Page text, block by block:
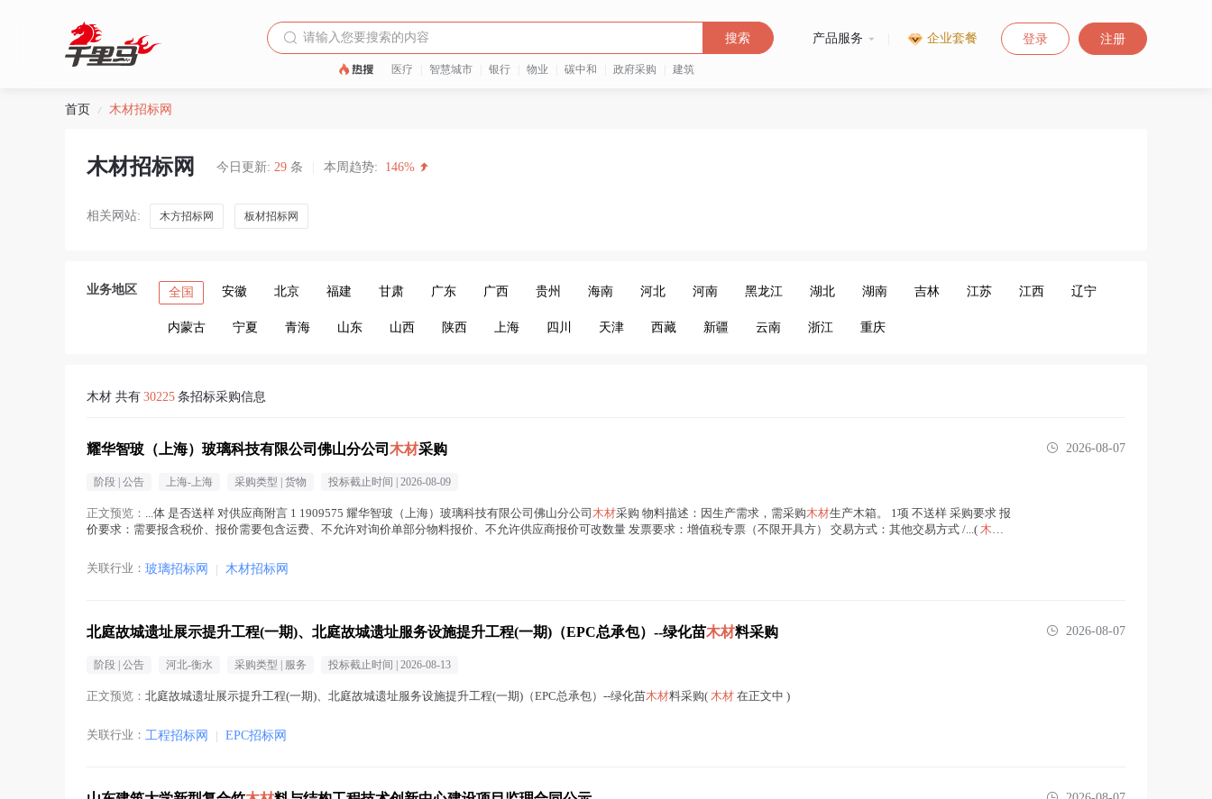
搜索
医疗 智慧城市 银行 物业 碳中和 政府采购 建筑
产品服务 企业套餐 登录 注册
首页 / 木材招标网
木材招标网 今日更新: 29 条 本周趋势: 146%
相关网站: 木方招标网 板材招标网
业务地区 全国 安徽 北京 福建 甘肃 广东 广西 贵州 海南 河北 河南 黑龙江 湖北 湖南 吉林 江苏 江西 辽宁
内蒙古 宁夏 青海 山东 山西 陕西 上海 四川 天津 西藏 新疆 云南 浙江 重庆
木材 共有 30225 条招标采购信息
耀华智玻（上海）玻璃科技有限公司佛山分公司 木材采购
阶段 | 公告 上海-上海 采购类型 | 货物 投标截止时间 | 2026-08-09
正文预览： ...体 是否送样 对供应商附言 1 1909575 耀华智玻（上海）玻璃科技有限公司佛山分公司 木材采购 物料描述：因生产需求，需采购木材生产木箱。 1项 不送样 采购要求 报
价要求：需要报含税价、报价需要包含运费、不允许对询价单部分物料报价、不允许供应商报价可改数量 发票要求：增值税专票（不限开具方） 交易方式：其他交易方式 /...( 木材
关联行业： 玻璃招标网 | 木材招标网
2026-08-07
北庭故城遗址展示提升工程(一期)、北庭故城遗址服务设施提升工程(一期)（EPC总承包）--绿化苗木材料采购
阶段 | 公告 河北-衡水 采购类型 | 服务 投标截止时间 | 2026-08-13
正文预览： 北庭故城遗址展示提升工程(一期)、北庭故城遗址服务设施提升工程(一期)（EPC总承包）--绿化苗木材料采购( 木材 在正文中 )
关联行业： 工程招标网 | EPC招标网
2026-08-07